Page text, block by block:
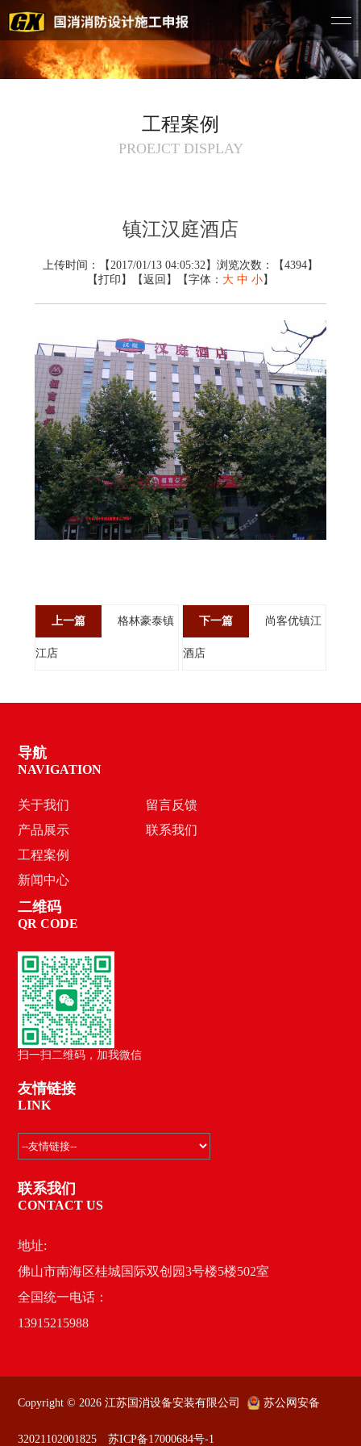
工程案例
PROEJCT DISPLAY
镇江汉庭酒店
上传时间：【2017/01/13 04:05:32】浏览次数：【4394】
【打印 】【返回 】【字体： 大 中 小】
上一篇 格林豪泰镇
江店
下一篇 尚客优镇江
酒店
导航
NAVIGATION
关于我们
产品展示
工程案例
新闻中心
留言反馈
联系我们
二维码
QR CODE
扫一扫二维码，加我微信
友情链接
LINK
联系我们
CONTACT US
地址:
佛山市南海区桂城国际双创园3号楼5楼502室
全国统一电话：
13915215988
Copyright © 2026 江苏国消设备安装有限公司 苏公网安备
32021102001825 苏ICP备17000684号-1